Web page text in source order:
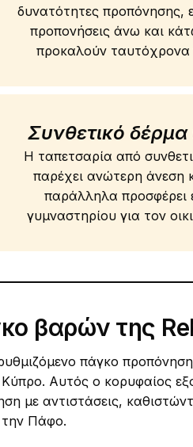
δυνατότητες προπόνησης,
προπονήσεις άνω και
προκαλούν ταυτόχρονα
Συνθετικό
Η ταπετσαρία από
παρέχει ανώτερη άνεση
παράλληλα προσφέρει
γυμναστηρίου για τον
βαρών της
πάγκο
Αυτός ο κορυφαίος
με αντιστάσεις,
Πάφο.